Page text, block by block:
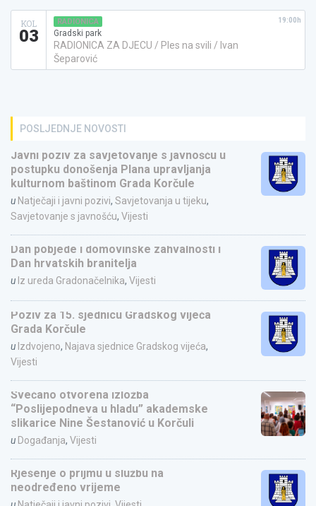
KOL
03
RADIONICA
Gradski park
RADIONICA ZA DJECU / Ples na svili / Ivan
Šeparović
19:00h
POSLJEDNJE NOVOSTI
Javni poziv za savjetovanje s javnošću u
postupku donošenja Plana upravljanja
kulturnom baštinom Grada Korčule
u Natječaji i javni pozivi, Savjetovanja u tijeku,
Savjetovanje s javnošću, Vijesti
Dan pobjede i domovinske zahvalnosti i
Dan hrvatskih branitelja
u Iz ureda Gradonačelnika, Vijesti
Poziv za 15. sjednicu Gradskog vijeća
Grada Korčule
u Izdvojeno, Najava sjednice Gradskog vijeća,
Vijesti
Svečano otvorena izložba
“Poslijepodneva u hladu” akademske
slikarice Nine Šestanović u Korčuli
u Događanja, Vijesti
Rješenje o prijmu u službu na
neodređeno vrijeme